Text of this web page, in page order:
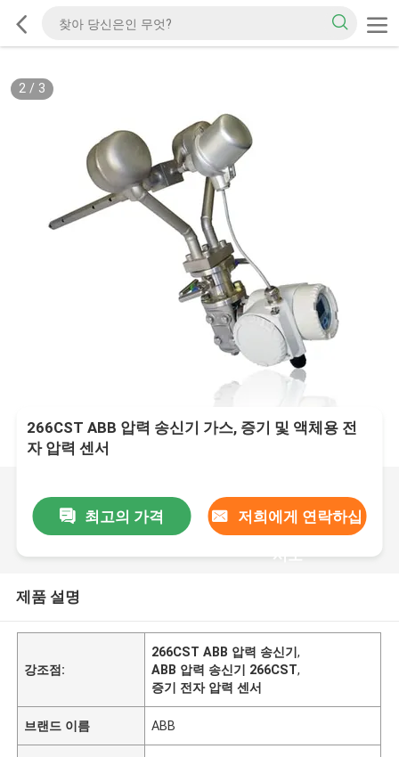
2/ 3
266CST ABB 압력 송신기 가스, 증기 및 액체용 전
자 압력 센서
최고의 가격 저희에게 연락하십
시오
제품 설명
강조점:
266CST ABB 압력 송신기,
ABB 압력 송신기 266CST,
증기 전자 압력 센서
브랜드 이름 ABB